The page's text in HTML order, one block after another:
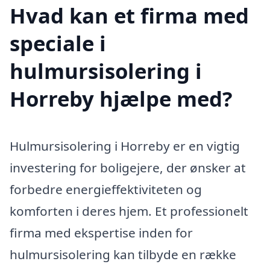
Hvad kan et firma med
speciale i
hulmursisolering i
Horreby hjælpe med?
Hulmursisolering i Horreby er en vigtig
investering for boligejere, der ønsker at
forbedre energieffektiviteten og
komforten i deres hjem. Et professionelt
firma med ekspertise inden for
hulmursisolering kan tilbyde en række